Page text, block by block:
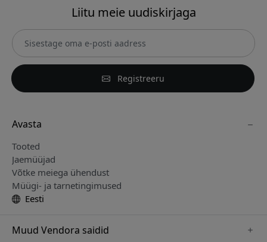
Liitu meie uudiskirjaga
Registreeru
Avasta
Tooted
Jaemüüjad
Võtke meiega ühendust
Müügi- ja tarnetingimused
Eesti
Muud Vendora saidid